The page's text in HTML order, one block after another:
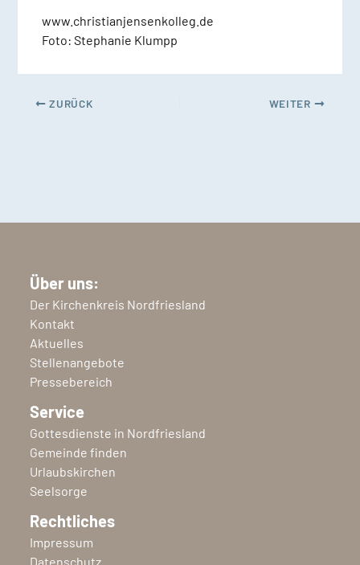
www.christianjensenkolleg.de
Foto: Stephanie Klumpp
ZURÜCK WEITER
Über uns:
Der Kirchenkreis Nordfriesland
Kontakt
Aktuelles
Stellenangebote
Pressebereich
Service
Gottesdienste in Nordfriesland
Gemeinde finden
Urlaubskirchen
Seelsorge
Rechtliches
Impressum
Datenschutz